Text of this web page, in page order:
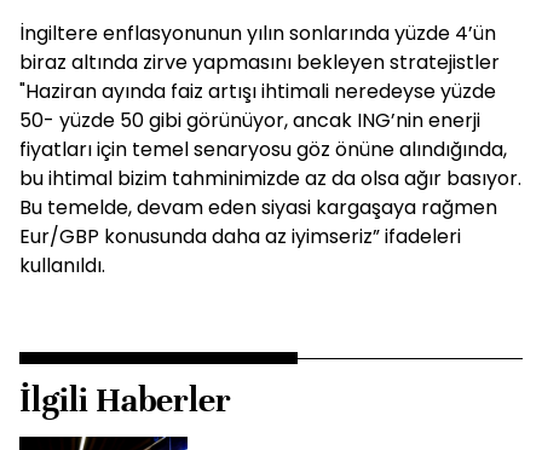
İngiltere enflasyonunun yılın sonlarında yüzde 4’ün
biraz altında zirve yapmasını bekleyen stratejistler
"Haziran ayında faiz artışı ihtimali neredeyse yüzde
50- yüzde 50 gibi görünüyor, ancak ING’nin enerji
fiyatları için temel senaryosu göz önüne alındığında,
bu ihtimal bizim tahminimizde az da olsa ağır basıyor.
Bu temelde, devam eden siyasi kargaşaya rağmen
Eur/GBP konusunda daha az iyimseriz” ifadeleri
kullanıldı.
İlgili Haberler